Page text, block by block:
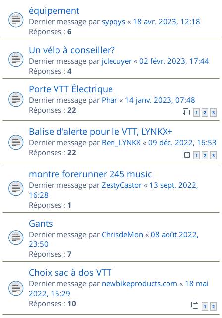
équipement
Dernier message par sypqys « 18 avr. 2023, 12:18
Réponses : 6
Un vélo à conseiller?
Dernier message par jclecuyer « 02 févr. 2023, 17:44
Réponses : 4
Porte VTT Électrique
Dernier message par Phar « 14 janv. 2023, 07:48
Réponses : 22 1 2 3
Balise d'alerte pour le VTT, LYNKX+
Dernier message par Ben_LYNKX « 09 déc. 2022, 16:53
Réponses : 22 1 2 3
montre forerunner 245 music
Dernier message par ZestyCastor « 13 sept. 2022,
16:28
Réponses : 1
Gants
Dernier message par ChrisdeMon « 08 août 2022,
23:50
Réponses : 7
Choix sac à dos VTT
Dernier message par newbikeproducts.com « 18 mai
2022, 15:29
Réponses : 10 1 2